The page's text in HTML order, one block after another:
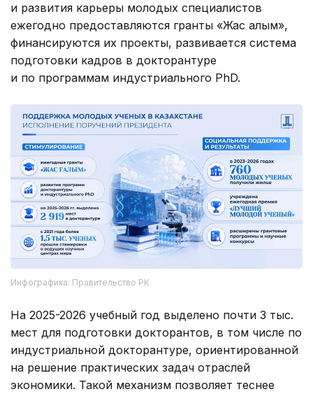
и развития карьеры молодых специалистов
ежегодно предоставляются гранты «Жас ғалым»,
финансируются их проекты, развивается система
подготовки кадров в докторантуре
и по программам индустриального PhD.
Инфографика: Правительство РК
На 2025-2026 учебный год выделено почти 3 тыс.
мест для подготовки докторантов, в том числе по
индустриальной докторантуре, ориентированной
на решение практических задач отраслей
экономики. Такой механизм позволяет теснее